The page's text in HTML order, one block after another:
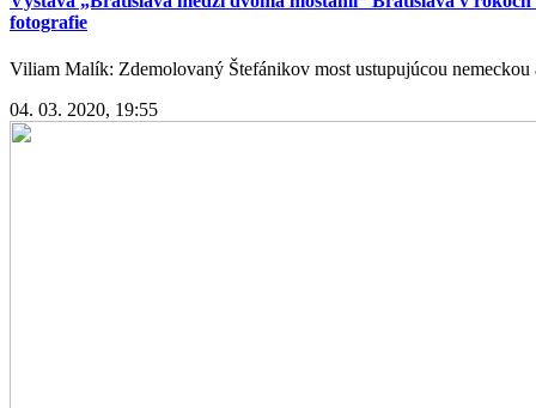
fotografie
Viliam Malík: Zdemolovaný Štefánikov most ustupujúcou
04. 03. 2020, 19:55